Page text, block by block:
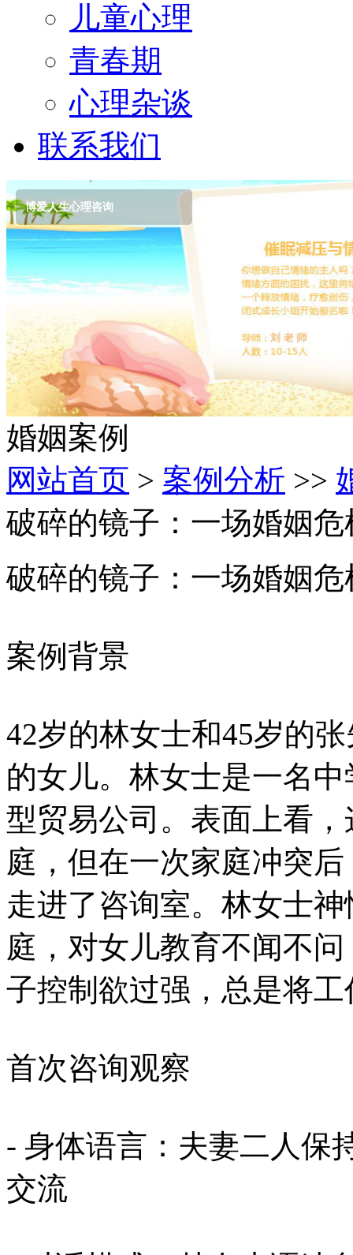
儿童心理
青春期
心理杂谈
联系我们
博爱人生心理咨询
婚姻案例
网站首页 > 案例分析 >>
破碎的镜子：一场婚姻
破碎的镜子：一场婚姻
案例背景
42岁的林女士和45岁的
的女儿。林女士是一名
型贸易公司。表面上看
庭，但在一次家庭冲突
走进了咨询室。林女士
庭，对女儿教育不闻不
子控制欲过强，总是将
首次咨询观察
- 身体语言：夫妻二人保
交流